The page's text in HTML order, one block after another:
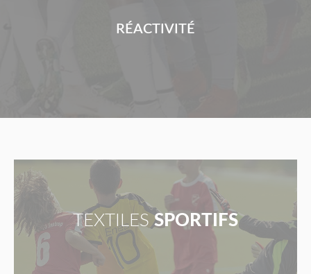
RÉACTIVITÉ
TEXTILES SPORTIFS